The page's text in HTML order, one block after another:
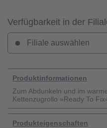
Verfügbarkeit in der
Filiale auswählen
Produktinformationen
Zum Abdunkeln und im
Kettenzugrollo »Ready To
Produkteigenschaften